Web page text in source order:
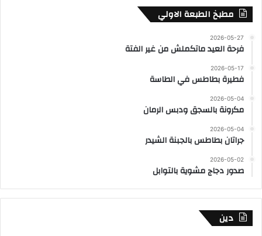
مطبخ الطبعة الاولي
2026-05-27
فرحة العيد ماتكملش من غير الفتة
2026-05-17
فطيرة بطاطس في الطاسة
2026-05-04
مكرونة بالسجق ودبس الرمان
2026-05-04
جراتان بطاطس بالجبنة الشيدر
2026-05-02
صدور دجاج مشوية بالتوابل
دين